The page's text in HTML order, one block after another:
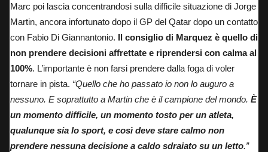
Marc poi lascia concentrandosi sulla difficile situazione di Jorge
Martin, ancora infortunato dopo il GP del Qatar dopo un contatto
con Fabio Di Giannantonio. Il consiglio di Marquez è quello di
non prendere decisioni affrettate e riprendersi con calma al
100%. L’importante è non farsi prendere dalla foga di voler
tornare in pista. “Quello che ho passato io non lo auguro a
nessuno. E soprattutto a Martin che è il campione del mondo. È
un momento difficile, un momento tosto per un atleta,
qualunque sia lo sport, e così deve stare calmo non
prendere nessuna decisione a caldo sdraiato su un letto.”